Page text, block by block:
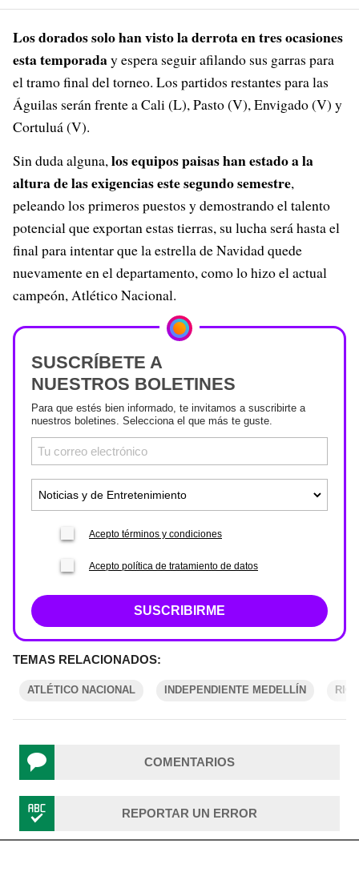
Los dorados solo han visto la derrota en tres ocasiones
esta temporaday espera seguir afilando sus garras para
el tramo final del torneo. Los partidos restantes para las
Águilas serán frente a Cali (L), Pasto (V), Envigado (V) y
Cortuluá (V).
Sin duda alguna,los equipos paisas han estado a la
altura de las exigencias este segundo semestre,
peleando los primeros puestos y demostrando el talento
potencial que exportan estas tierras, su lucha será hasta el
final para intentar que la estrella de Navidad quede
nuevamente en el departamento, como lo hizo el actual
campeón, Atlético Nacional.
SUSCRÍBETE A
NUESTROS BOLETINES
Para que estés bien informado, te invitamos a suscribirte a
nuestros boletines. Selecciona el que más te guste.
Acepto términos y condiciones
Acepto política de tratamiento de datos
SUSCRIBIRME
TEMAS RELACIONADOS:
ATLÉTICO NACIONAL INDEPENDIENTE MEDELLÍN
COMENTARIOS
REPORTAR UN ERROR